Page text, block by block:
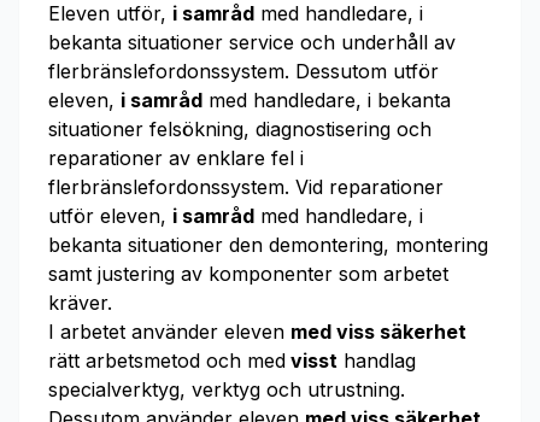
Eleven utför, i samråd med handledare, i
bekanta situationer service och underhåll av
flerbränslefordonssystem. Dessutom utför
eleven, i samråd med handledare, i bekanta
situationer felsökning, diagnostisering och
reparationer av enklare fel i
flerbränslefordonssystem. Vid reparationer
utför eleven, i samråd med handledare, i
bekanta situationer den demontering, montering
samt justering av komponenter som arbetet
kräver.
I arbetet använder eleven med viss säkerhet
rätt arbetsmetod och med visst handlag
specialverktyg, verktyg och utrustning.